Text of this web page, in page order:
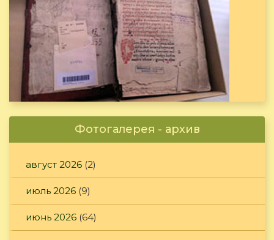
Фотогалерея - архив
август 2026 (2)
июль 2026 (9)
июнь 2026 (64)